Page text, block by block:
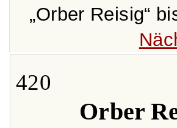
Orber Reisig
420
Orber